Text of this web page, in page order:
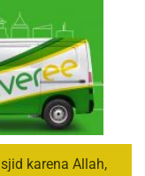
karena Allah,